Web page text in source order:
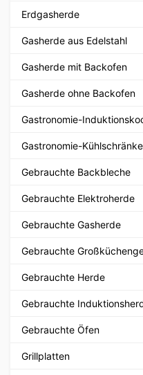
Erdgasherde
Gasherde aus Edelstahl
Gasherde mit Backofen
Gasherde ohne Backofen
Gastronomie-
Gastronomie-Kühlschränke
Gebrauchte Backbleche
Gebrauchte Elektroherde
Gebrauchte Gasherde
Gebrauchte
Gebrauchte Herde
Gebrauchte
Gebrauchte Öfen
Grillplatten